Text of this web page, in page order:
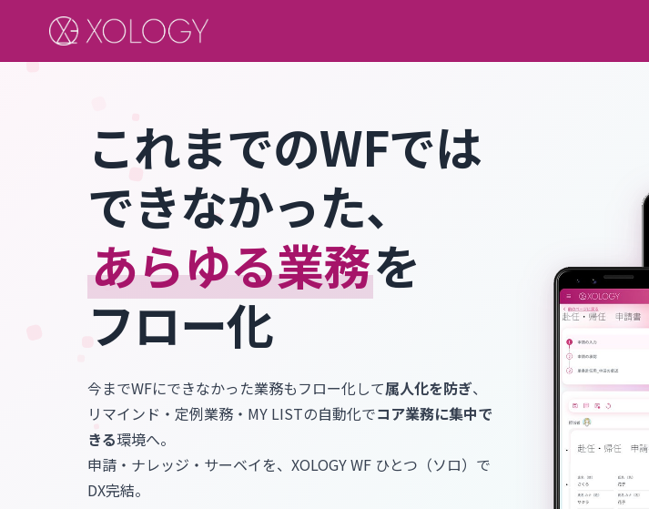
これまでのWFでは
できなかった、
あらゆる業務を
フロー化
今までWFにできなかった業務もフロー化して属人化を防ぎ、
リマインド・定例業務・MY LISTの自動化でコア業務に集中で
きる環境へ。
申請・ナレッジ・サーベイを、XOLOGY WF ひとつ（ソロ）で
DX完結。